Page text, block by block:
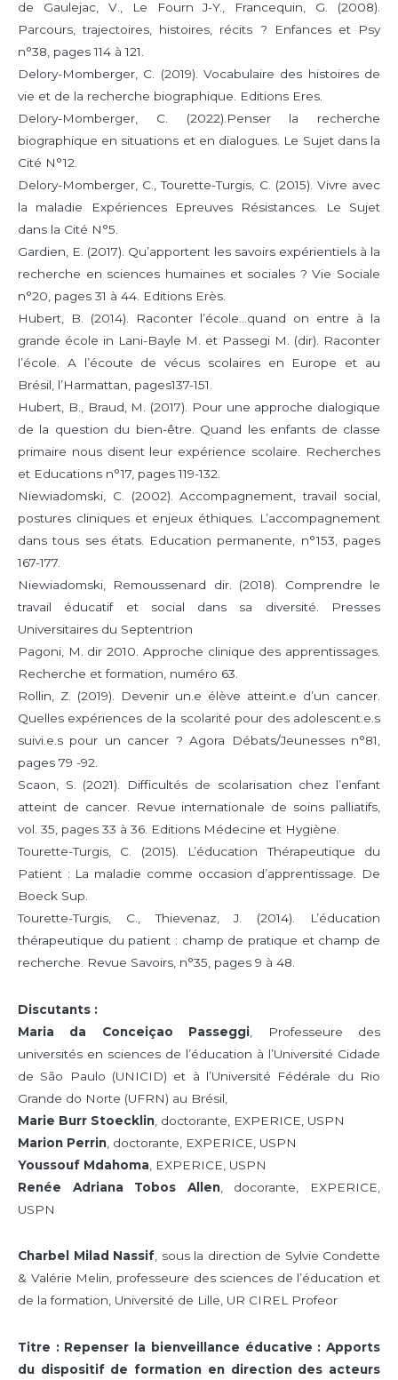
de Gaulejac, V., Le Fourn J-Y., Francequin, G. (2008).
Parcours, trajectoires, histoires, récits ? Enfances et Psy
n°38, pages 114 à 121.
Delory-Momberger, C. (2019). Vocabulaire des histoires de
vie et de la recherche biographique. Editions Eres.
Delory-Momberger, C. (2022).Penser la recherche
biographique en situations et en dialogues. Le Sujet dans la
Cité N°12.
Delory-Momberger, C., Tourette-Turgis, C. (2015). Vivre avec
la maladie Expériences Epreuves Résistances. Le Sujet
dans la Cité N°5.
Gardien, E. (2017). Qu’apportent les savoirs expérientiels à la
recherche en sciences humaines et sociales ? Vie Sociale
n°20, pages 31 à 44. Editions Erès.
Hubert, B. (2014). Raconter l’école…quand on entre à la
grande école in Lani-Bayle M. et Passegi M. (dir). Raconter
l’école. A l’écoute de vécus scolaires en Europe et au
Brésil, l’Harmattan, pages137-151.
Hubert, B., Braud, M. (2017). Pour une approche dialogique
de la question du bien-être. Quand les enfants de classe
primaire nous disent leur expérience scolaire. Recherches
et Educations n°17, pages 119-132.
Niewiadomski, C. (2002). Accompagnement, travail social,
postures cliniques et enjeux éthiques. L’accompagnement
dans tous ses états. Education permanente, n°153, pages
167-177.
Niewiadomski, Remoussenard dir. (2018). Comprendre le
travail éducatif et social dans sa diversité. Presses
Universitaires du Septentrion
Pagoni, M. dir 2010. Approche clinique des apprentissages.
Recherche et formation, numéro 63.
Rollin, Z. (2019). Devenir un.e élève atteint.e d’un cancer.
Quelles expériences de la scolarité pour des adolescent.e.s
suivi.e.s pour un cancer ? Agora Débats/Jeunesses n°81,
pages 79 -92.
Scaon, S. (2021). Difficultés de scolarisation chez l’enfant
atteint de cancer. Revue internationale de soins palliatifs,
vol. 35, pages 33 à 36. Editions Médecine et Hygiène.
Tourette-Turgis, C. (2015). L’éducation Thérapeutique du
Patient : La maladie comme occasion d’apprentissage. De
Boeck Sup.
Tourette-Turgis, C., Thievenaz, J. (2014). L’éducation
thérapeutique du patient : champ de pratique et champ de
recherche. Revue Savoirs, n°35, pages 9 à 48.
Discutants :
Maria da Conceiçao Passeggi , Professeure des
universités en sciences de l’éducation à l’Université Cidade
de São Paulo (UNICID) et à l’Université Fédérale du Rio
Grande do Norte (UFRN) au Brésil,
Marie Burr Stoecklin , doctorante, EXPERICE, USPN
Marion Perrin , doctorante, EXPERICE, USPN
Youssouf Mdahoma , EXPERICE, USPN
Renée Adriana Tobos Allen, docorante, EXPERICE,
USPN
Charbel Milad Nassif , sous la direction de Sylvie Condette
& Valérie Melin, professeure des sciences de l’éducation et
de la formation, Université de Lille, UR CIREL Profeor
Titre : Repenser la bienveillance éducative : Apports
du dispositif de formation en direction des acteurs